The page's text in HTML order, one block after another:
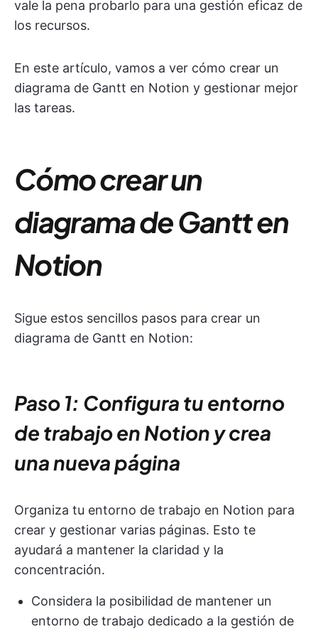
vale la pena probarlo para una gestión eficaz de
los recursos.
En este artículo, vamos a ver cómo crear un
diagrama de Gantt en Notion y gestionar mejor
las tareas.
Cómo crear un
diagrama de Gantt en
Notion
Sigue estos sencillos pasos para crear un
diagrama de Gantt en Notion:
Paso 1: Configura tu entorno
de trabajo en Notion y crea
una nueva página
Organiza tu entorno de trabajo en Notion para
crear y gestionar varias páginas. Esto te
ayudará a mantener la claridad y la
concentración.
Considera la posibilidad de mantener un
entorno de trabajo dedicado a la gestión de